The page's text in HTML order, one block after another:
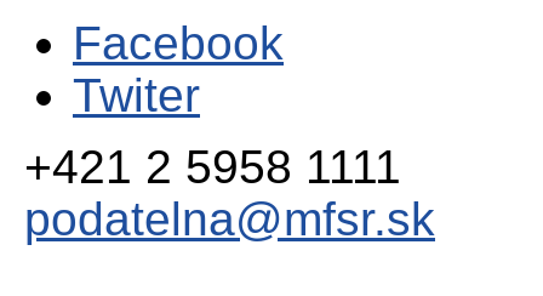
Facebook
Twiter
+421 2 5958 1111
podatelna@mfsr.sk